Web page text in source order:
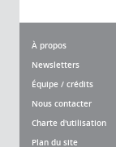
À propos
Newsletters
Équipe / crédits
Nous contacter
Charte d'utilisation
Plan du site